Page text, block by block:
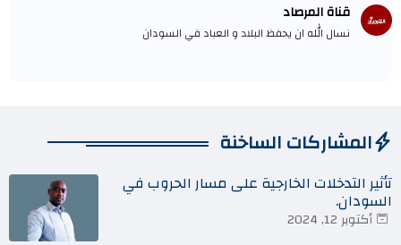
قناة المرصاد
نسال الله ان يحفظ البلاد و العباد في السودان
المشاركات الساخنة
تأثير التدخلات الخارجية على مسار الحروب في
السودان.
أكتوبر 12, 2024